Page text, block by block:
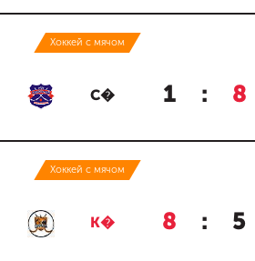
Хоккей с мячом
С� 1 : 8
Хоккей с мячом
К� 8 : 5